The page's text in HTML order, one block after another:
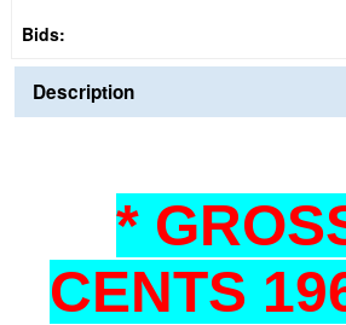
Bids:
Description
*
CENTS